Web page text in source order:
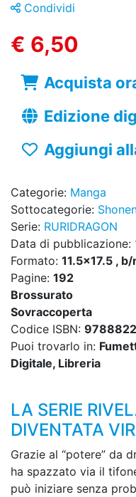
Condividi
€ 6,50
Acquista
Edizione
Aggiungi
Categorie: Manga
Sottocategorie:
Serie: RURIDRAGON
Data di pubblicazione:
Formato: 11.5x17.5 , b/
Pagine: 192
Brossurato
Sovraccoperta
Codice ISBN:
Puoi trovarlo in:
Digitale, Libreria
LA SERIE
DIVENTATA
Grazie al “potere” da
ha spazzato via il
può iniziare senza